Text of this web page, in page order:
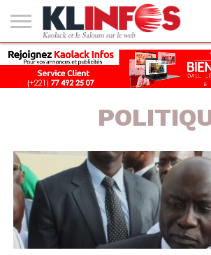
#2
(PAS
DE
TITRE)
KAOLACK
POLITIQUE
ECONOMIE
SOCIÉTÉ
CULTURE
PEOPLE
SPORT
SANTÉ
AFRIQUE
INTERNATIONAL
EMPLOI &
FORMATION